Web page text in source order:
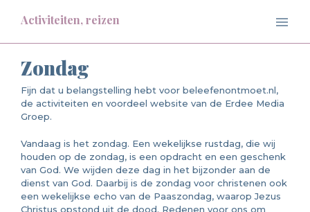
Activiteiten, reizen
Zondag
Fijn dat u belangstelling hebt voor beleefenontmoet.nl,
de activiteiten en voordeel website van de Erdee Media
Groep.
Vandaag is het zondag. Een wekelijkse rustdag, die wij
houden op de zondag, is een opdracht en een geschenk
van God. We wijden deze dag in het bijzonder aan de
dienst van God. Daarbij is de zondag voor christenen ook
een wekelijkse echo van de Paaszondag, waarop Jezus
Christus opstond uit de dood. Redenen voor ons om